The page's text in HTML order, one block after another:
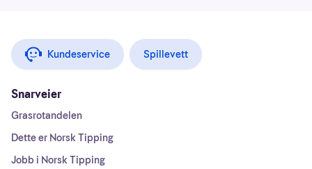
Kundeservice Spillevett
Snarveier
Grasrotandelen
Dette er Norsk Tipping
Jobb i Norsk Tipping